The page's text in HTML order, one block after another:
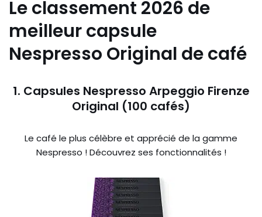
Le classement 2026 de
meilleur capsule
Nespresso Original de café
1. Capsules Nespresso Arpeggio Firenze
Original (100 cafés)
Le café le plus célèbre et apprécié de la gamme
Nespresso ! Découvrez ses fonctionnalités !